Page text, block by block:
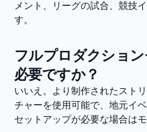
メント、リーグの試合、競技
す。
フルプロダクショ
必要ですか？
いいえ。より制作されたスト
チャーを使用可能で、地元イ
セットアップが必要な場合は